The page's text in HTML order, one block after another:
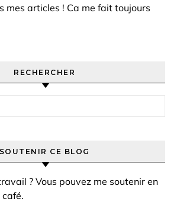
mes articles ! Ca me fait toujours
RECHERCHER
SOUTENIR CE BLOG
? Vous pouvez me soutenir en